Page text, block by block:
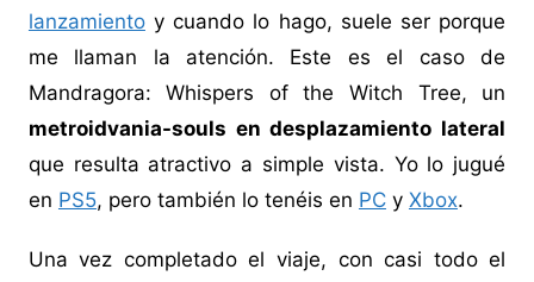
lanzamientoy cuando lo hago, suele ser porque
me llaman la atención. Este es el caso de
Mandragora: Whispers of the Witch Tree, un
metroidvania-souls en desplazamiento lateral
que resulta atractivo a simple vista. Yo lo jugué
en PS5, pero también lo tenéis en PCy Xbox.
Una vez completado el viaje, con casi todo el